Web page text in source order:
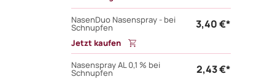
NasenDuo Nasenspray - bei
Schnupfen 3,40 €*
Jetzt kaufen
Nasenspray AL 0,1 % bei
Schnupfen 2,43 €*